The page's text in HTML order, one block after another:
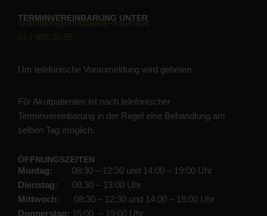
TERMINVEREINBARUNG UNTER
ordination@orthopaedie-trauma.at
01 / 905 35 55
Um telefonische Voranmeldung wird gebeten.
Für Akutpatienten ist nach telefonischer
Terminvereinbarung in der Regel eine Behandlung am
selben Tag möglich.
Dr. Alireza Arjomandi
ÖFFNUNGSZEITEN
Montag:
08:30 – 12:30 und 14:00 – 19:00 Uhr
Dienstag:
08.30 – 13:00 Uhr
Mittwoch:
08:30 – 12:30 und 14:00 – 18:00 Uhr
Donnerstag: 15:00 – 19:00 Uhr